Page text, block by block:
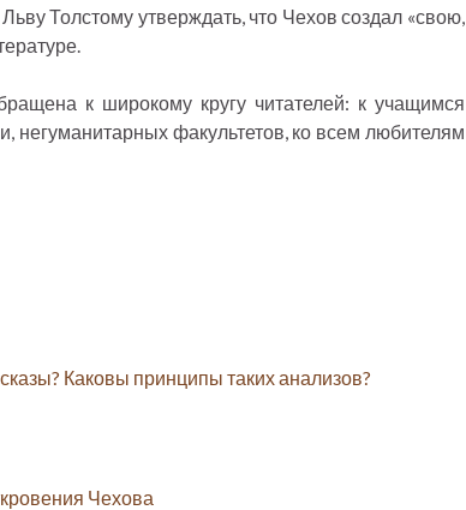
Толстому утверждать, что Чехов создал «свою,
к широкому кругу читателей: к учащимся
негуманитарных факультетов, ко всем любителям
Каковы принципы таких анализов?
Чехова